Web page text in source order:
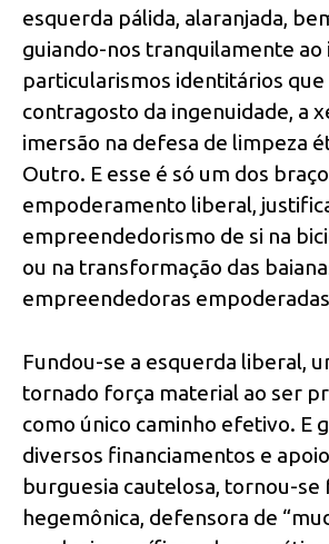
esquerda pálida, alaranjada,
guiando-nos tranquilamente ao
particularismos identitários
contragosto da ingenuidade, a
imersão na defesa de limpeza
Outro. E esse é só um dos
empoderamento liberal,
empreendedorismo de si na
ou na transformação das
empreendedoras
Fundou-se a esquerda liberal,
tornado força material ao ser
como único caminho efetivo. E
diversos financiamentos e
burguesia cautelosa, tornou-se
hegemônica, defensora de